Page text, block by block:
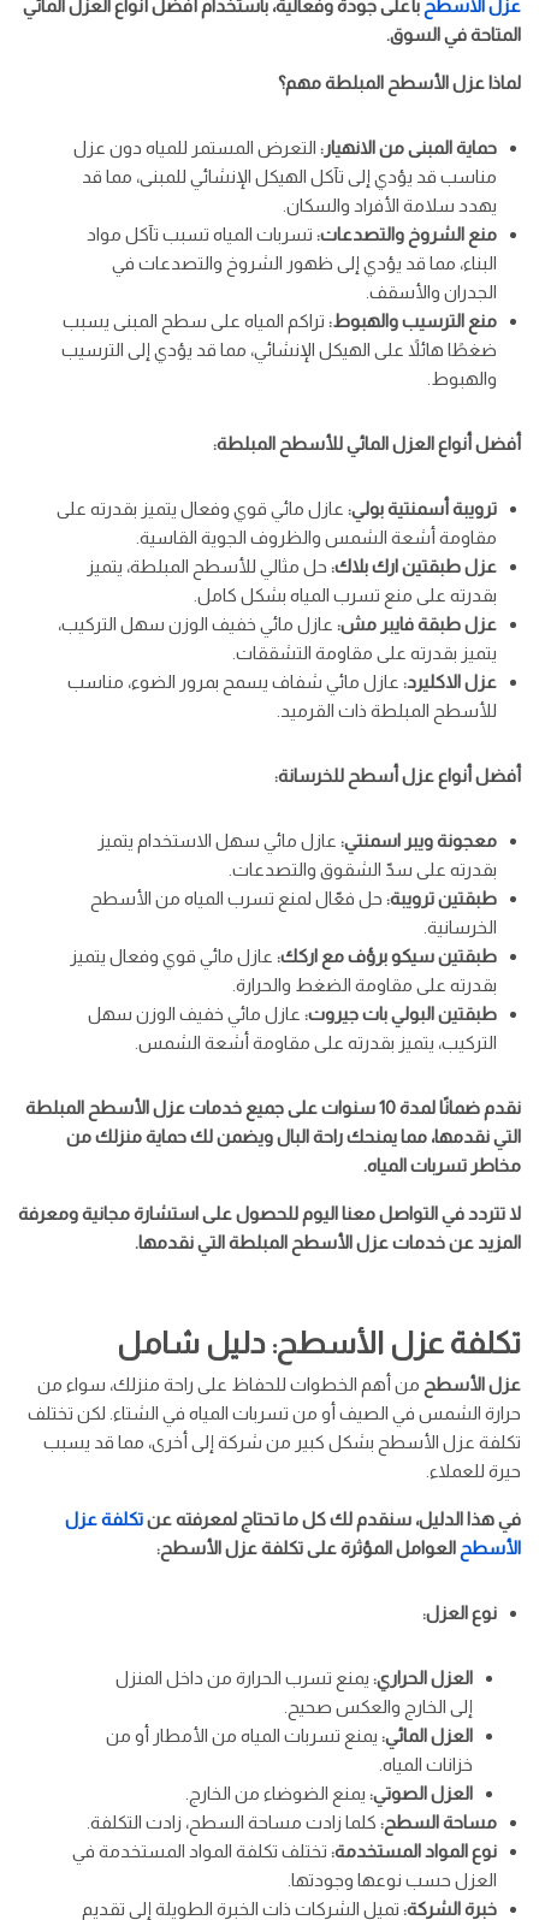
عزل الاسطح بأعلى جودة وفعالية، باستخدام أفضل أنواع العزل المائي
المتاحة في السوق.
لماذا عزل الأسطح المبلطة مهم؟
حماية المبنى من الانهيار: التعرض المستمر للمياه دون عزل
مناسب قد يؤدي إلى تآكل الهيكل الإنشائي للمبنى، مما قد
يهدد سلامة الأفراد والسكان.
منع الشروخ والتصدعات: تسربات المياه تسبب تآكل مواد
البناء، مما قد يؤدي إلى ظهور الشروخ والتصدعات في
الجدران والأسقف.
منع الترسيب والهبوط: تراكم المياه على سطح المبنى يسبب
ضغطًا هائلاً على الهيكل الإنشائي، مما قد يؤدي إلى الترسيب
والهبوط.
أفضل أنواع العزل المائي للأسطح المبلطة:
ترويبة أسمنتية بولي: عازل مائي قوي وفعال يتميز بقدرته على
مقاومة أشعة الشمس والظروف الجوية القاسية.
عزل طبقتين ارك بلاك: حل مثالي للأسطح المبلطة، يتميز
بقدرته على منع تسرب المياه بشكل كامل.
عزل طبقة فايبر مش: عازل مائي خفيف الوزن سهل التركيب،
يتميز بقدرته على مقاومة التشققات.
عزل الاكليرد: عازل مائي شفاف يسمح بمرور الضوء، مناسب
للأسطح المبلطة ذات القرميد.
أفضل أنواع عزل أسطح للخرسانة:
معجونة ويبر اسمنتي: عازل مائي سهل الاستخدام يتميز
بقدرته على سدّ الشقوق والتصدعات.
طبقتين ترويبة: حل فعّال لمنع تسرب المياه من الأسطح
الخرسانية.
طبقتين سيكو برؤف مع اركك: عازل مائي قوي وفعال يتميز
بقدرته على مقاومة الضغط والحرارة.
طبقتين البولي بات جيروت: عازل مائي خفيف الوزن سهل
التركيب، يتميز بقدرته على مقاومة أشعة الشمس.
نقدم ضمانًا لمدة 10 سنوات على جميع خدمات عزل الأسطح المبلطة
التي نقدمها، مما يمنحك راحة البال ويضمن لك حماية منزلك من
مخاطر تسربات المياه.
لا تتردد في التواصل معنا اليوم للحصول على استشارة مجانية ومعرفة
المزيد عن خدمات عزل الأسطح المبلطة التي نقدمها.
تكلفة عزل الأسطح: دليل شامل
عزل الأسطح من أهم الخطوات للحفاظ على راحة منزلك، سواء من
حرارة الشمس في الصيف أو من تسربات المياه في الشتاء. لكن تختلف
تكلفة عزل الأسطح بشكل كبير من شركة إلى أخرى، مما قد يسبب
حيرة للعملاء.
في هذا الدليل، سنقدم لك كل ما تحتاج لمعرفته عنتكلفة عزل
الأسطح العوامل المؤثرة على تكلفة عزل الأسطح:
نوع العزل:
العزل الحراري: يمنع تسرب الحرارة من داخل المنزل
إلى الخارج والعكس صحيح.
العزل المائي: يمنع تسربات المياه من الأمطار أو من
خزانات المياه.
العزل الصوتي: يمنع الضوضاء من الخارج.
مساحة السطح: كلما زادت مساحة السطح، زادت التكلفة.
نوع المواد المستخدمة: تختلف تكلفة المواد المستخدمة في
العزل حسب نوعها وجودتها.
خبرة الشركة: تميل الشركات ذات الخبرة الطويلة إلى تقديم